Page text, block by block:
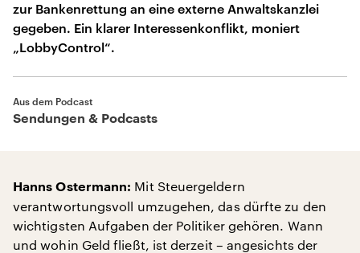
zur Bankenrettung an eine externe Anwaltskanzlei
gegeben. Ein klarer Interessenkonflikt, moniert
„LobbyControl“.
Aus dem Podcast
Sendungen & Podcasts
Hanns Ostermann: Mit Steuergeldern
verantwortungsvoll umzugehen, das dürfte zu den
wichtigsten Aufgaben der Politiker gehören. Wann
und wohin Geld fließt, ist derzeit – angesichts der